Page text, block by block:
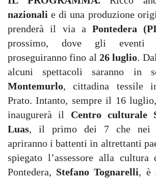
nazionali e di una produzione
prenderà il via a Pontedera
prossimo, dove gli eventi
proseguiranno fino al 26 luglio.
alcuni spettacoli saranno in
Montemurlo, cittadina tessile
Prato. Intanto, sempre il 16
inaugurerà il Centro culturale
Luas, il primo dei 7 che nei
apriranno i battenti in altrettanti
spiegato l’assessore alla cultura
Pontedera, Stefano Tognarelli, è